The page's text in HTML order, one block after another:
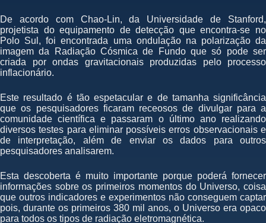
De acordo com Chao-Lin, da Universidade de Stanford,
projetista do equipamento de detecção que encontra-se no
Polo Sul, foi encontrada uma ondulação na polarização da
imagem da Radiação Cósmica de Fundo que só pode ser
criada por ondas gravitacionais produzidas pelo processo
inflacionário.
Este resultado é tão espetacular e de tamanha significância
que os pesquisadores ficaram receosos de divulgar para a
comunidade científica e passaram o último ano realizando
diversos testes para eliminar possíveis erros observacionais e
de interpretação, além de enviar os dados para outros
pesquisadores analisarem.
Esta descoberta é muito importante porque poderá fornecer
informações sobre os primeiros momentos do Universo, coisa
que outros indicadores e experimentos não conseguem captar
pois, durante os primeiros 380 mil anos, o Universo era opaco
para todos os tipos de radiação eletromagnética.